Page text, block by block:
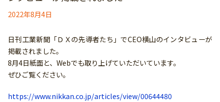
2022年8月4日
日刊工業新聞「ＤＸの先導者たち」でCEO横山のインタビューが
掲載されました。
8月4日紙面と、Webでも取り上げていただいています。
ぜひご覧ください。
https://www.nikkan.co.jp/articles/view/00644480